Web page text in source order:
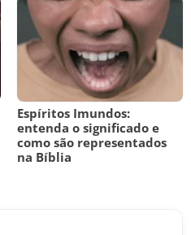
Espíritos Imundos:
entenda o significado e
como são representados
na Bíblia